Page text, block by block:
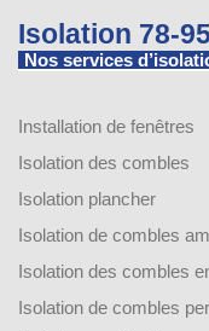
Isolation 78-
Nos services
Installation de fenêtres
Isolation des combles
Isolation plancher
Isolation de combles
Isolation des combles
Isolation de combles